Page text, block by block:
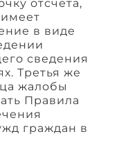
отсчета,
в виде
сведения
Третья же
жалобы
Правила
граждан в